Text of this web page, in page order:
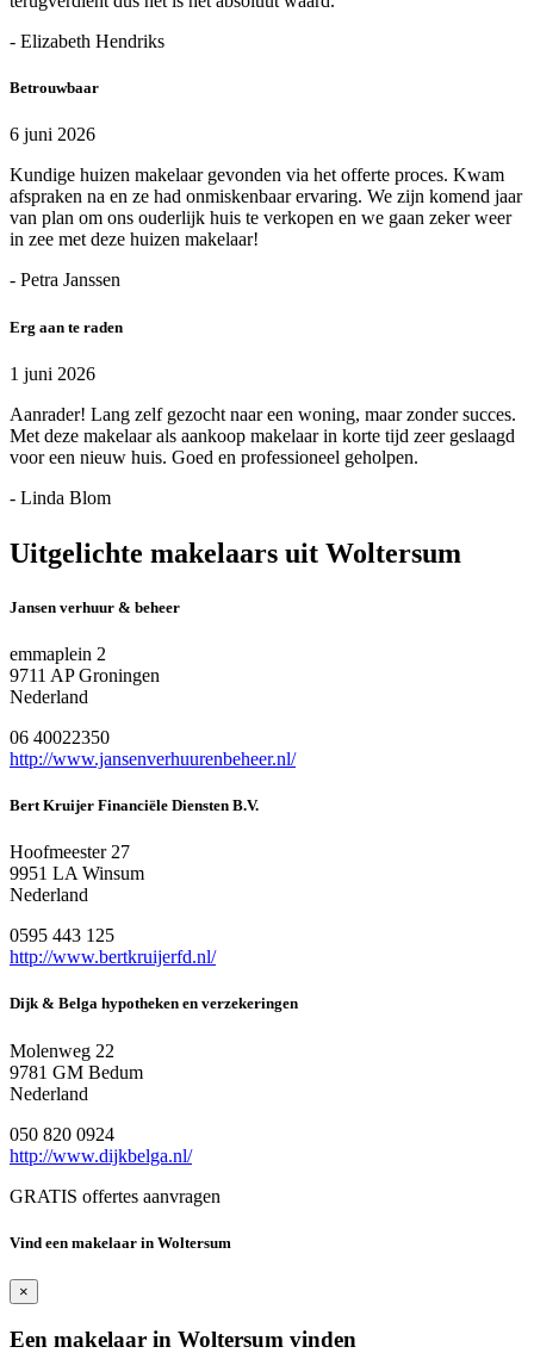
- Elizabeth Hendriks
Betrouwbaar
6 juni 2026
Kundige huizen makelaar gevonden via het offerte proces. Kwam
afspraken na en ze had onmiskenbaar ervaring. We zijn komend jaar
van plan om ons ouderlijk huis te verkopen en we gaan zeker weer
in zee met deze huizen makelaar!
- Petra Janssen
Erg aan te raden
1 juni 2026
Aanrader! Lang zelf gezocht naar een woning, maar zonder succes.
Met deze makelaar als aankoop makelaar in korte tijd zeer geslaagd
voor een nieuw huis. Goed en professioneel geholpen.
- Linda Blom
Uitgelichte makelaars uit Woltersum
Jansen verhuur & beheer
emmaplein 2
9711 AP Groningen
Nederland
06 40022350
http://www.jansenverhuurenbeheer.nl/
Bert Kruijer Financiële Diensten B.V.
Hoofmeester 27
9951 LA Winsum
Nederland
0595 443 125
http://www.bertkruijerfd.nl/
Dijk & Belga hypotheken en verzekeringen
Molenweg 22
9781 GM Bedum
Nederland
050 820 0924
http://www.dijkbelga.nl/
GRATIS offertes aanvragen
Vind een makelaar in Woltersum
×
Een makelaar in Woltersum vinden